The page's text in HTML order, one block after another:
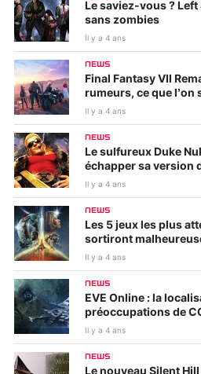
Le saviez-vous ?
sans zombies
Il y a 4 ans
NEWS
Final Fantasy VII
rumeurs, ce que l’on
Il y a 4 ans
NEWS
Le sulfureux Duke
échapper sa version
Il y a 4 ans
NEWS
Les 5 jeux les plus
sortiront
Il y a 4 ans
NEWS
EVE Online : la
préoccupations de
Il y a 4 ans
NEWS